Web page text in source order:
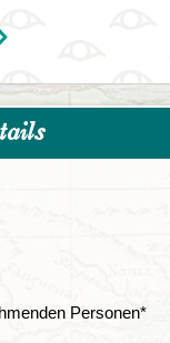
Personen*